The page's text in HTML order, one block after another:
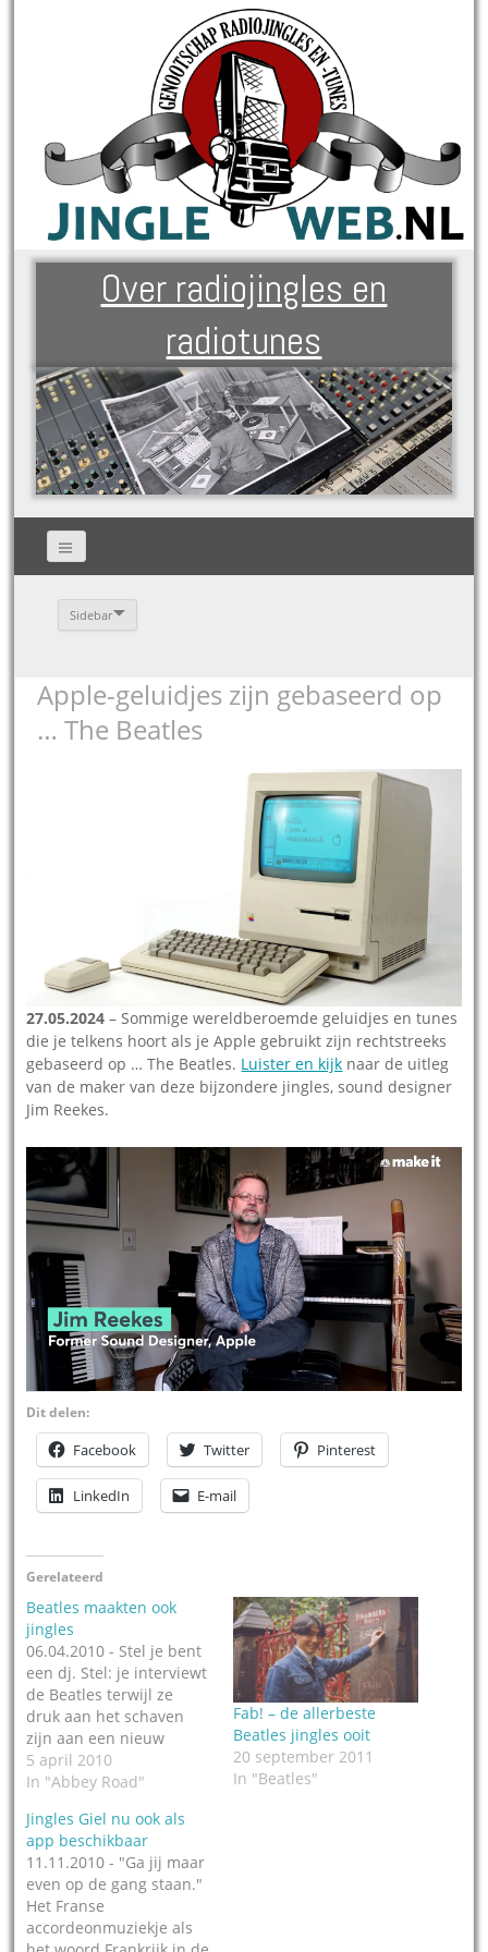
Over radiojingles en
radiotunes
Sidebar
Apple-geluidjes zijn gebaseerd op
… The Beatles
27.05.2024 – Sommige wereldberoemde geluidjes en tunes
die je telkens hoort als je Apple gebruikt zijn rechtstreeks
gebaseerd op … The Beatles. Luister en kijk naar de uitleg
van de maker van deze bijzondere jingles, sound designer
Jim Reekes.
Dit delen:
Facebook Twitter Pinterest
LinkedIn E-mail
Gerelateerd
Beatles maakten ook
jingles
06.04.2010 - Stel je bent
een dj. Stel: je interviewt
de Beatles terwijl ze
druk aan het schaven
zijn aan een nieuw
album en je vraagt
terloops: och, zouden
voor me willen maken?
En ziet vervolgens hoe
John z´n gitaar omgespt,
Paul achter de piano
plaatsneemt…
5 april 2010
In "Abbey Road"
Fab! – de allerbeste
Beatles jingles ooit
20 september 2011
In "Beatles"
Jingles Giel nu ook als
app beschikbaar
11.11.2010 - "Ga jij maar
even op de gang staan."
Het Franse
accordeonmuziekje als